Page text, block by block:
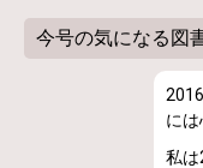
今号の気になる図
には
私は